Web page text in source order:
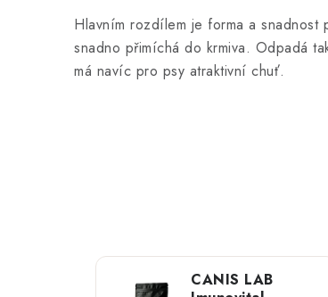
Hlavním rozdílem je forma a
snadno přimíchá do krmiva. Odpadá
má navíc pro psy atraktivní chuť.
CANIS LAB